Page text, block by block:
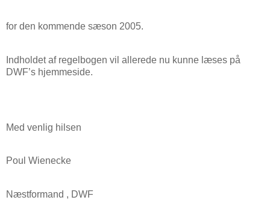
for den kommende sæson 2005.
Indholdet af regelbogen vil allerede nu kunne læses på
DWF’s hjemmeside.
Med venlig hilsen
Poul Wienecke
Næstformand , DWF